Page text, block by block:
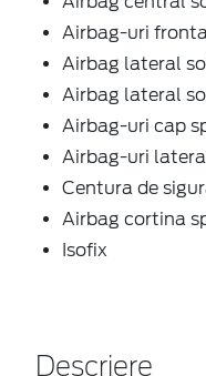
Airbag-uri
Airbag lateral
Airbag lateral
Airbag-uri cap
Airbag-uri
Centura de
Airbag cortina
Isofix
Descriere